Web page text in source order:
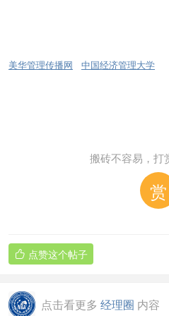
美华管理传播网 中国经济管理大学
搬砖不容易，打
赏
 点赞这个帖子
点击看更多 经理圈 内容